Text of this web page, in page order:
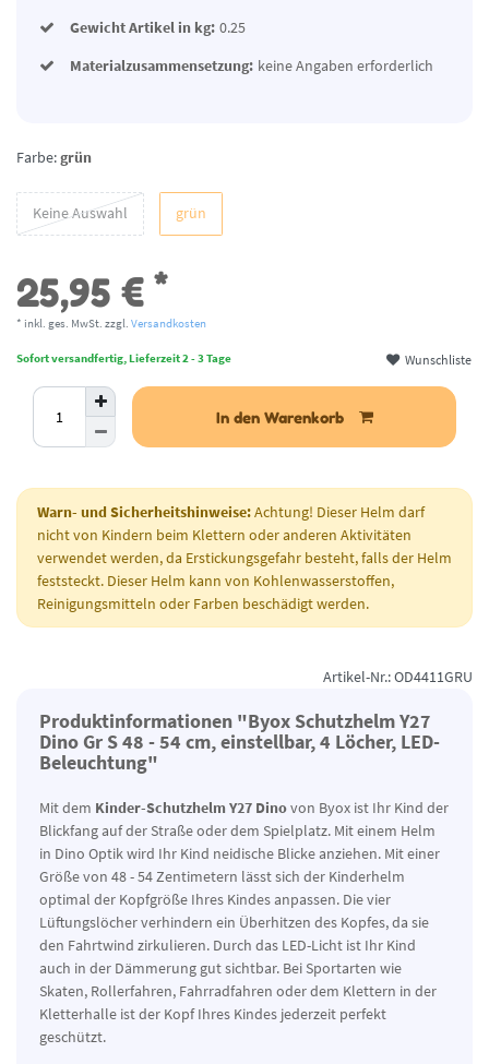
Gewicht Artikel in kg: 0.25
Materialzusammensetzung: keine Angaben erforderlich
Farbe:grün
Keine Auswahl grün
25,95 € *
* inkl. ges. MwSt. zzgl. Versandkosten
Sofort versandfertig, Lieferzeit 2 - 3 Tage Wunschliste
In den Warenkorb
Warn- und Sicherheitshinweise:Achtung! Dieser Helm darf
nicht von Kindern beim Klettern oder anderen Aktivitäten
verwendet werden, da Erstickungsgefahr besteht, falls der Helm
feststeckt. Dieser Helm kann von Kohlenwasserstoffen,
Reinigungsmitteln oder Farben beschädigt werden.
Artikel-Nr.: OD4411GRU
Produktinformationen "Byox Schutzhelm Y27
Dino Gr S 48 - 54 cm, einstellbar, 4 Löcher, LED-
Beleuchtung"
Mit dem Kinder-Schutzhelm Y27 Dinovon Byox ist Ihr Kind der
Blickfang auf der Straße oder dem Spielplatz. Mit einem Helm
in Dino Optik wird Ihr Kind neidische Blicke anziehen. Mit einer
Größe von 48 - 54 Zentimetern lässt sich der Kinderhelm
optimal der Kopfgröße Ihres Kindes anpassen. Die vier
Lüftungslöcher verhindern ein Überhitzen des Kopfes, da sie
den Fahrtwind zirkulieren. Durch das LED-Licht ist Ihr Kind
auch in der Dämmerung gut sichtbar. Bei Sportarten wie
Skaten, Rollerfahren, Fahrradfahren oder dem Klettern in der
Kletterhalle ist der Kopf Ihres Kindes jederzeit perfekt
geschützt.